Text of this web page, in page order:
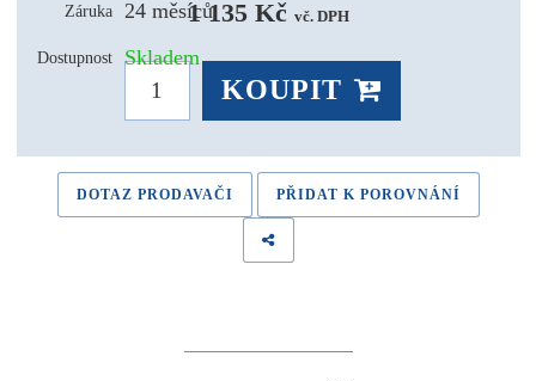
Záruka 24 měsíců
Dostupnost Skladem
1 135 Kč vč. DPH
KOUPIT
DOTAZ PRODAVAČI PŘIDAT K POROVNÁNÍ